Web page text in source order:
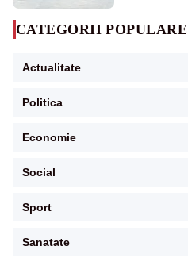
CATEGORII POPULARE
Actualitate
Politica
Economie
Social
Sport
Sanatate